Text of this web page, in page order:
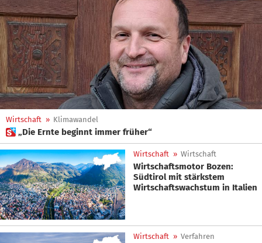
Wirtschaft » Klimawandel
 „Die Ernte beginnt immer früher“
Wirtschaft » Wirtschaft
Wirtschaftsmotor Bozen:
Südtirol mit stärkstem
Wirtschaftswachstum in Italien
Wirtschaft » Verfahren